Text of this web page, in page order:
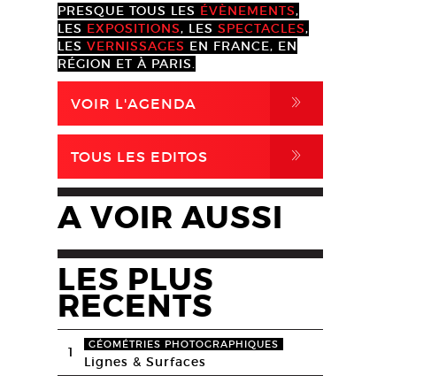
PRESQUE TOUS LES ÉVÈNEMENTS,
LES EXPOSITIONS, LES SPECTACLES,
LES VERNISSAGES EN FRANCE, EN
RÉGION ET À PARIS.
VOIR L'AGENDA ,
TOUS LES EDITOS ,
A VOIR AUSSI
LES PLUS
RECENTS
1 GÉOMÉTRIES PHOTOGRAPHIQUES
Lignes & Surfaces